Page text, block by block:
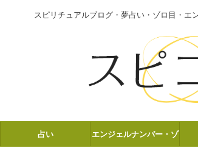
スピリチュアルブログ・夢占い・ゾロ目・エ
占い エンジェルナンバー・ゾ